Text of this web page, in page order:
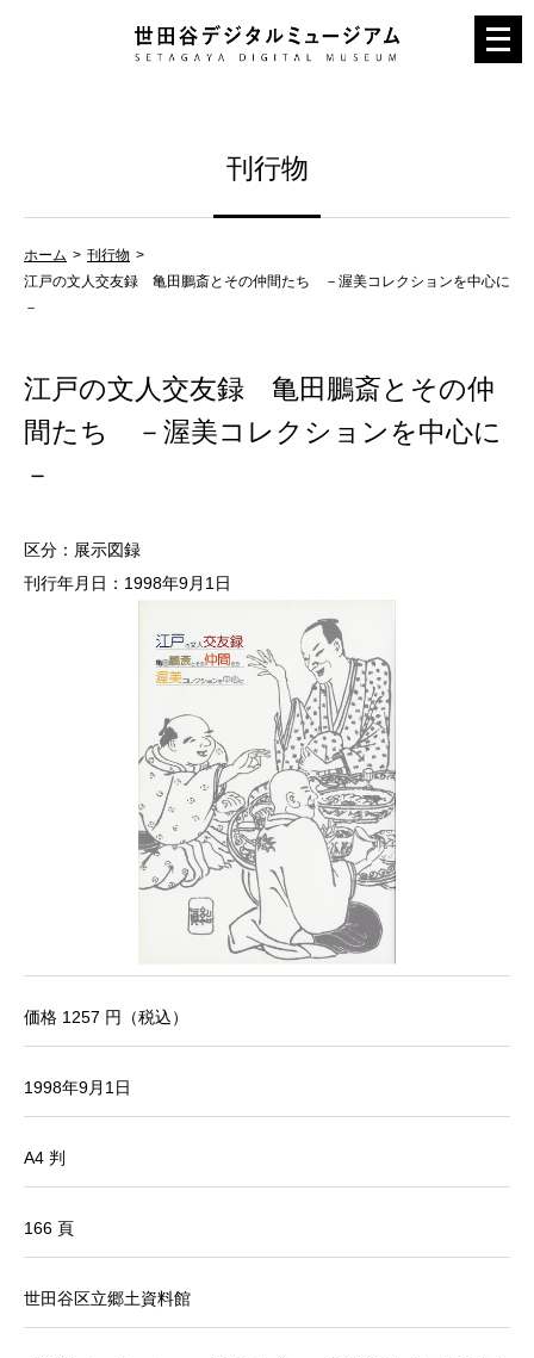
メ
ニ
刊行物
ホーム
刊行物
江戸の文人交友録 亀田鵬斎とその仲間たち －渥美コレクションを中心に
－
江戸の文人交友録 亀田鵬斎とその仲
間たち －渥美コレクションを中心に
－
区分：展示図録
刊行年月日：1998年9月1日
価格 1257 円（税込）
1998年9月1日
A4 判
166 頁
世田谷区立郷土資料館